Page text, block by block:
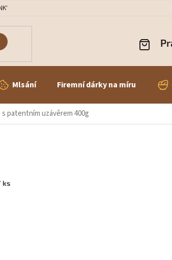
OCHRANY OSOBNÍCH ÚDAJŮ ODSTOUPENÍ OD
Mlsání Firemní dárky na míru
patentním uzávěrem 400g
ks